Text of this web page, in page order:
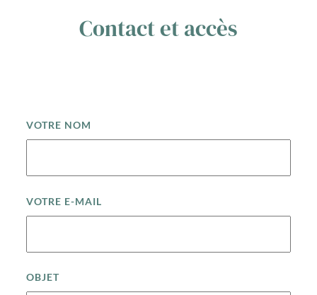
Contact et accès
VOTRE NOM
VOTRE E-MAIL
OBJET